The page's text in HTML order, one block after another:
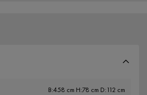
B:458 cm H:78 cm D:112 cm